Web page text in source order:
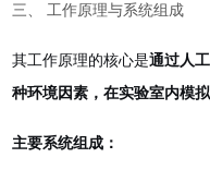
三、 工作原理与系统组成
其工作原理的核心是通过人
种环境因素，在实验室内模
主要系统组成：